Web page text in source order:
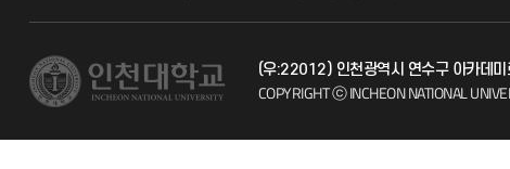
시설예약 자주 묻는 질문
(우:22012) 인천광역시 연수구 아카데
COPYRIGHT ⓒ INCHEON NATIONAL